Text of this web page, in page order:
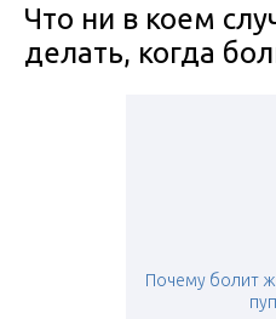
Что ни в коем
делать, когда
Почему болит